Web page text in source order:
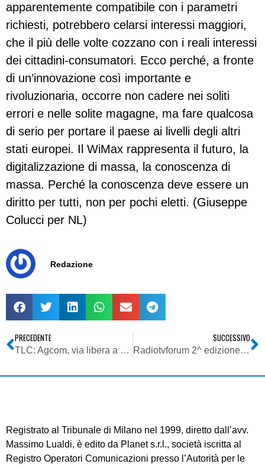
apparentemente compatibile con i parametri
richiesti, potrebbero celarsi interessi maggiori,
che il più delle volte cozzano con i reali interessi
dei cittadini-consumatori. Ecco perché, a fronte
di un’innovazione così importante e
rivoluzionaria, occorre non cadere nei soliti
errori e nelle solite magagne, ma fare qualcosa
di serio per portare il paese ai livelli degli altri
stati europei. Il WiMax rappresenta il futuro, la
digitalizzazione di massa, la conoscenza di
massa. Perché la conoscenza deve essere un
diritto per tutti, non per pochi eletti. (Giuseppe
Colucci per NL)
Redazione
PRECEDENTE
TLC: Agcom, via libera a regolamento per gara Wi Max
SUCCESSIVO
Radiotvforum 2^ edizione il 5 e 6 giugno a Roma
Registrato al Tribunale di Milano nel 1999, diretto dall’avv.
Massimo Lualdi, è edito da Planet s.r.l., società iscritta al
Registro Operatori Comunicazioni presso l’Autorità per le